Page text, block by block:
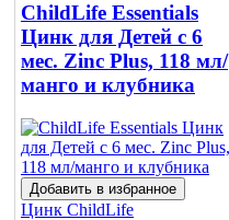
ChildLife Essentials
Цинк для Детей с 6
мес. Zinc Plus, 118 мл/
манго и клубника
Добавить в избранное
Цинк ChildLife